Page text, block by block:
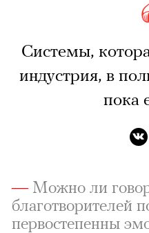
Системы,
индустрия, в
пока
—Можно ли
благотворителей
первостепенны